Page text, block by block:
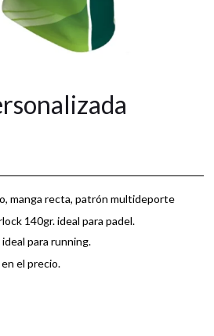
manga recta, patrón multideporte
140gr. ideal para padel.
para running.
el precio.